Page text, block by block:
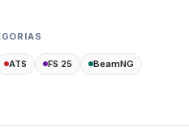
ATS FS 25 BeamNG